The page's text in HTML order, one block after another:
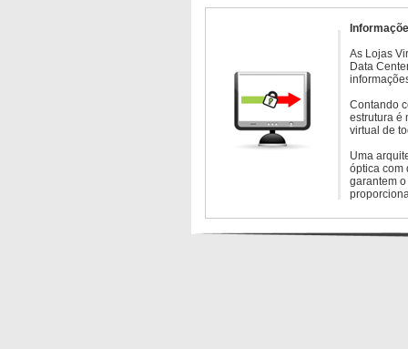
As Lojas
Data
Contando
estrutura é
virtual de
Uma
óptica com
garantem